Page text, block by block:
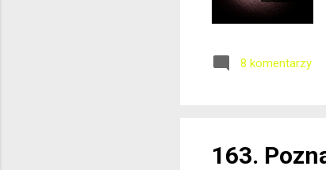
8 komentarzy
163.